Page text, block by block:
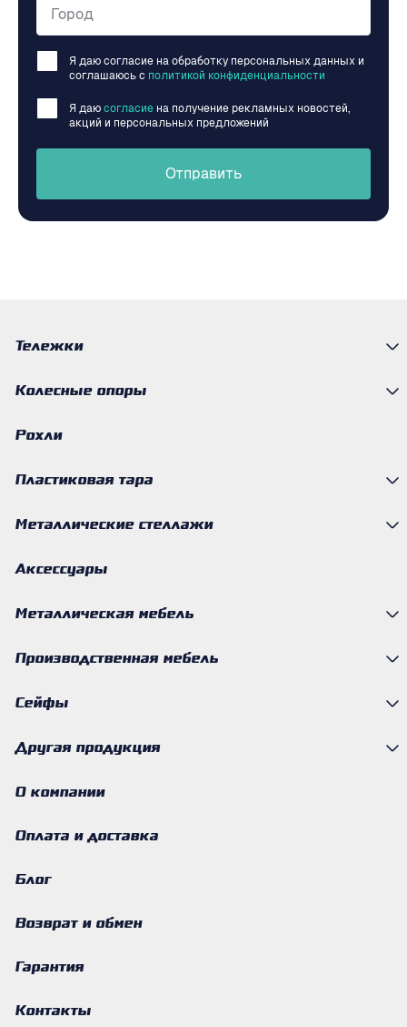
Город
Я даю согласие на обработку персональных данных и
соглашаюсь c политикой конфиденциальности
Я даю согласие на получение рекламных новостей,
акций и персональных предложений
Отправить
Тележки
Колесные опоры
Рохли
Пластиковая тара
Металлические стеллажи
Аксессуары
Металлическая мебель
Производственная мебель
Сейфы
Другая продукция
О компании
Оплата и доставка
Блог
Возврат и обмен
Гарантия
Контакты